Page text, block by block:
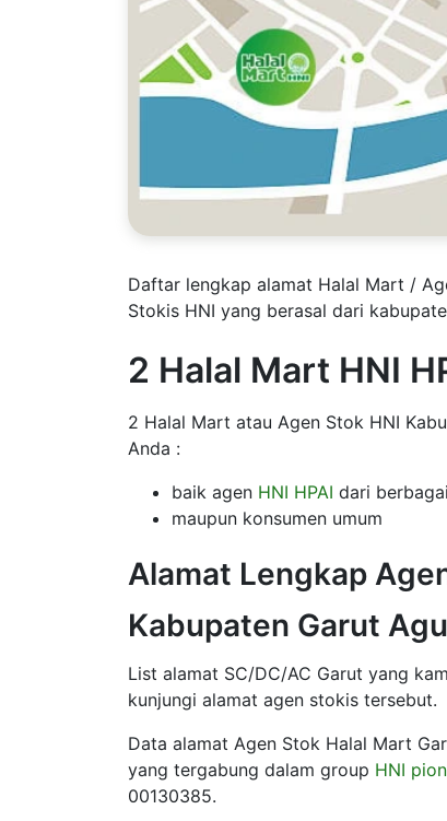
Daftar lengkap alamat Halal Mart /
Stokis HNI yang berasal dari
2 Halal Mart HNI
2 Halal Mart atau Agen Stok HNI
Anda :
baik agen HNI HPAI dari
maupun konsumen umum
Alamat Lengkap
Kabupaten Garut
List alamat SC/DC/AC Garut yang
kunjungi alamat agen stokis tersebut.
Data alamat Agen Stok Halal Mart
yang tergabung dalam group HNI
00130385.